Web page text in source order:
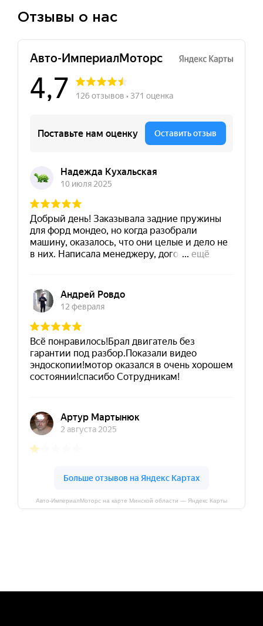
Отзывы о нас
Авто-ИмпериалМоторс на карте Минской области — Яндекс Карты